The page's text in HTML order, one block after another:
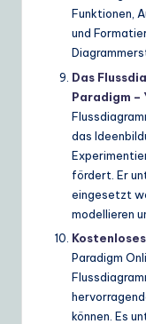
Funktionen,
und
Das
Paradigm –
das
fördert. Er
eingesetzt
modellieren
Paradigm
können. Es